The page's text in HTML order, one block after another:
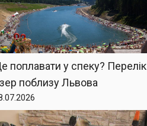
поплавати у спеку? Перелік
поблизу Львова